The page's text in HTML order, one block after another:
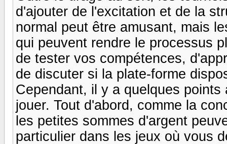
d'ajouter de l'excitation et de la
normal peut être amusant, mais
qui peuvent rendre le processus
de tester vos compétences,
de discuter si la plate-forme
Cependant, il y a quelques
jouer. Tout d'abord, comme la
les petites sommes d'argent
particulier dans les jeux où vous